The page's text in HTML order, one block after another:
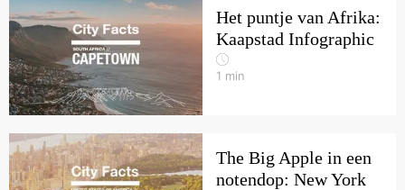
Het puntje van Afrika:
Kaapstad Infographic
1 min
The Big Apple in een
notendop: New York